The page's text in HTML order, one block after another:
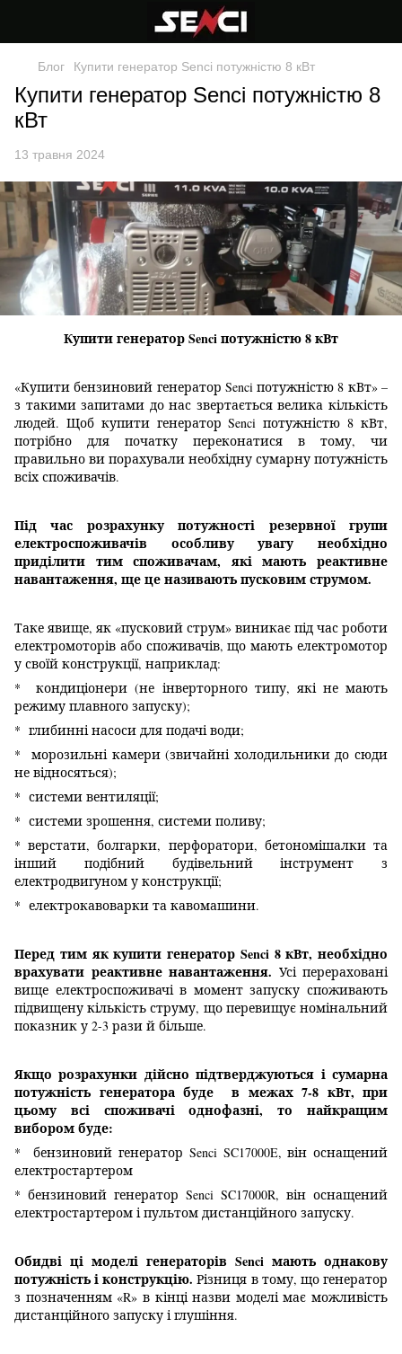
Блог Купити генератор Senci потужністю 8 кВт
Купити генератор Senci потужністю 8
кВт
13 травня 2024
Купити генератор Senci потужністю 8 кВт
«Купити бензиновий генератор Senci потужністю 8 кВт» –
з такими запитами до нас звертається велика кількість
людей. Щоб купити генератор Senci потужністю 8 кВт,
потрібно для початку переконатися в тому, чи
правильно ви порахували необхідну сумарну потужність
всіх споживачів.
Під час розрахунку потужності резервної групи
електроспоживачів особливу увагу необхідно
приділити тим споживачам, які мають реактивне
навантаження, ще це називають пусковим струмом.
Таке явище, як «пусковий струм» виникає під час роботи
електромоторів або споживачів, що мають електромотор
у своїй конструкції, наприклад:
* кондиціонери (не інверторного типу, які не мають
режиму плавного запуску);
* глибинні насоси для подачі води;
* морозильні камери (звичайні холодильники до сюди
не відносяться);
* системи вентиляції;
* системи зрошення, системи поливу;
* верстати, болгарки, перфоратори, бетономішалки та
інший подібний будівельний інструмент з
електродвигуном у конструкції;
* електрокавоварки та кавомашини.
Перед тим як купити генератор Senci 8 кВт, необхідно
врахувати реактивне навантаження. Усі перераховані
вище електроспоживачі в момент запуску споживають
підвищену кількість струму, що перевищує номінальний
показник у 2-3 рази й більше.
Якщо розрахунки дійсно підтверджуються і сумарна
потужність генератора буде в межах 7-8 кВт, при
цьому всі споживачі однофазні, то найкращим
вибором буде:
* бензиновий генератор Senci SC17000E, він оснащений
електростартером
* бензиновий генератор Senci SC17000R, він оснащений
електростартером і пультом дистанційного запуску.
Обидві ці моделі генераторів Senci мають однакову
потужність і конструкцію. Різниця в тому, що генератор
з позначенням «R» в кінці назви моделі має можливість
дистанційного запуску і глушіння.